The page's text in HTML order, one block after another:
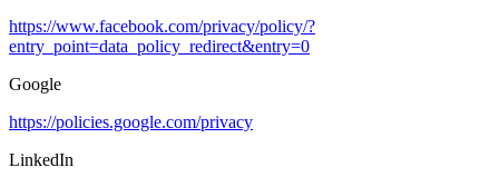
https://www.facebook.com/privacy/policy/?
entry_point=data_policy_redirect&entry=0
Google
https://policies.google.com/privacy
LinkedIn